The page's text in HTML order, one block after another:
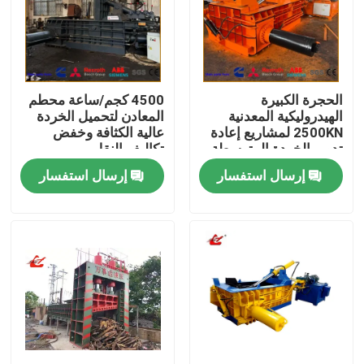
المنتجات
الحجرة الكبيرة
الهيدروليكية المعدنية
2500KN لمشاريع إعادة
تدوير الخردة المتوسطة
والكبيرة
إرسال استفسار
4500 كجم/ساعة محطم
المعادن لتحميل الخردة
عالية الكثافة وخفض
تكاليف النقل
إرسال استفسار